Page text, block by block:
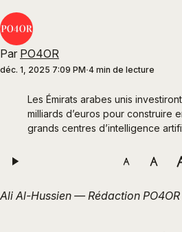
Par PO4OR
déc. 1, 2025 7:09 PM 4 min de lecture
Les Émirats arabes unis
milliards d’euros pour construire
grands centres d’intelligence
Ali Al-Hussien — Rédaction